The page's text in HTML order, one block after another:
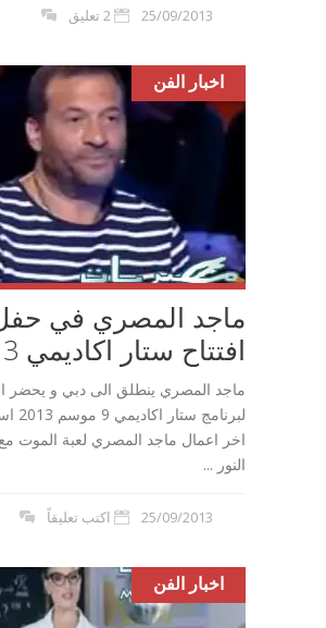
25/09/2013 2 تعليق
اخبار الفن
ماجد المصري في
افتتاح ستار اكاديمي 2013
ماجد المصري ينطلق الى دبي و يحضر
اخر اعمال ماجد المصري لعبة الموت
النور ...
25/09/2013 اكتب تعليقاً
اخبار الفن